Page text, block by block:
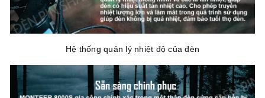
Hệ thống quản lý nhiệt độ của đèn